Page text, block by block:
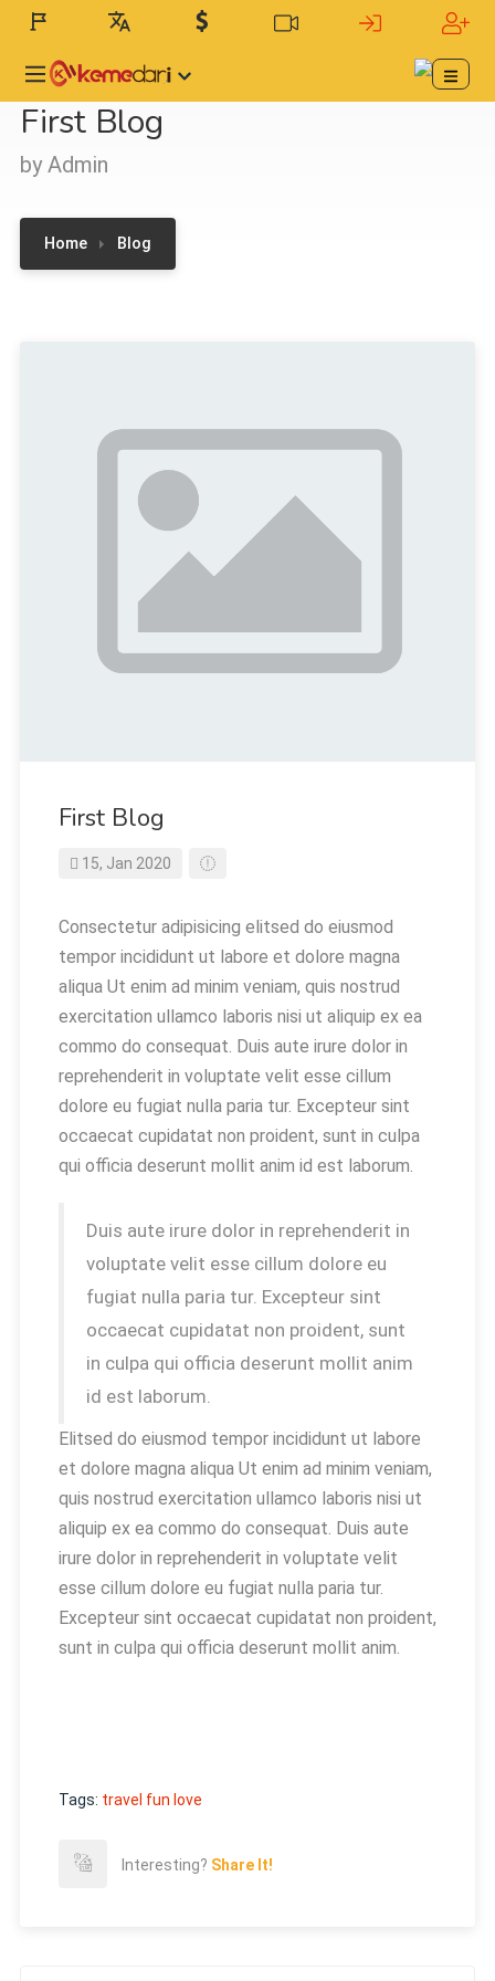
First Blog
by Admin
Home Blog
First Blog
15, Jan 2020
Consectetur adipisicing elitsed do eiusmod
tempor incididunt ut labore et dolore magna
aliqua Ut enim ad minim veniam, quis nostrud
exercitation ullamco laboris nisi ut aliquip ex ea
commo do consequat. Duis aute irure dolor in
reprehenderit in voluptate velit esse cillum
dolore eu fugiat nulla paria tur. Excepteur sint
occaecat cupidatat non proident, sunt in culpa
qui officia deserunt mollit anim id est laborum.
Duis aute irure dolor in reprehenderit in
voluptate velit esse cillum dolore eu
fugiat nulla paria tur. Excepteur sint
occaecat cupidatat non proident, sunt
in culpa qui officia deserunt mollit anim
id est laborum.
Elitsed do eiusmod tempor incididunt ut labore
et dolore magna aliqua Ut enim ad minim veniam,
quis nostrud exercitation ullamco laboris nisi ut
aliquip ex ea commo do consequat. Duis aute
irure dolor in reprehenderit in voluptate velit
esse cillum dolore eu fugiat nulla paria tur.
Excepteur sint occaecat cupidatat non proident,
sunt in culpa qui officia deserunt mollit anim.
Tags: travel fun love
Interesting? Share It!